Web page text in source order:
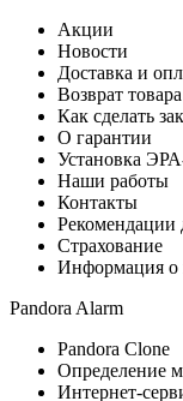
Акции
Новости
Доставка и
Возврат товара
Как сделать
О гарантии
Установка
Наши работы
Контакты
Рекомендации
Страхование
Информация о
Pandora Alarm
Pandora Clone
Определение
Интернет-